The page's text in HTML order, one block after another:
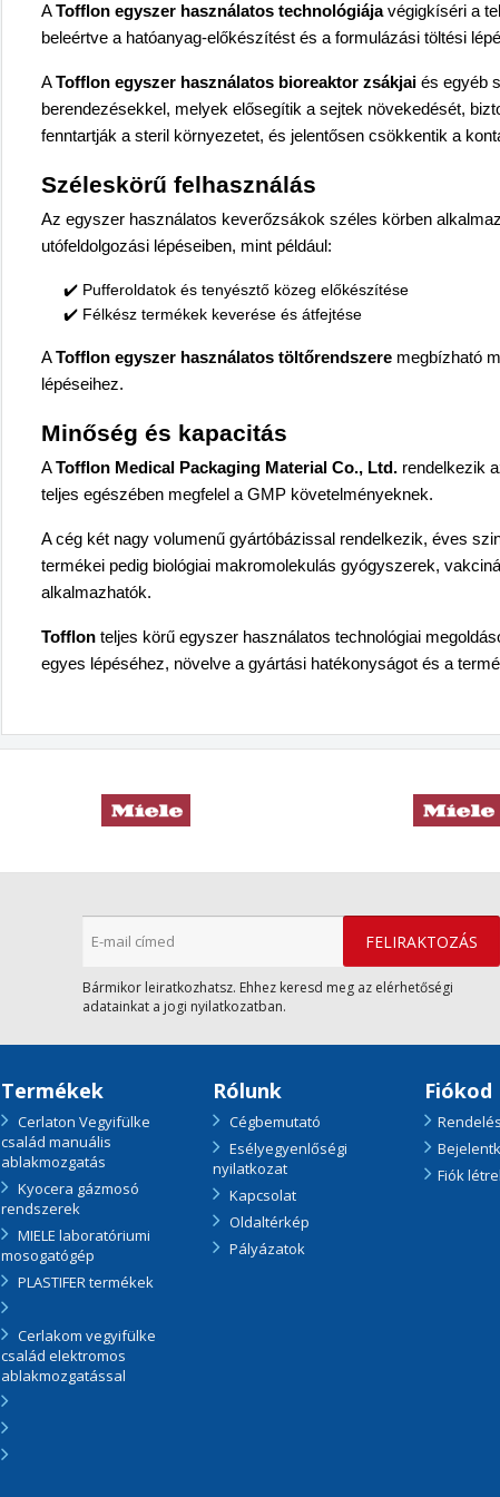
ATofflon egyszer használatos technológiájavégigkíséri a
beleértve a hatóanyag-előkészítést és a formulázási töltési
ATofflon egyszer használatos bioreaktor zsákjai és egyéb
berendezésekkel, melyek elősegítik a sejtek növekedését,
fenntartják a steril környezetet, és jelentősen csökkentik a
Széleskörű felhasználás
Az egyszer használatos keverőzsákok széles körben
utófeldolgozási lépéseiben, mint például:
✔️ Pufferoldatok és tenyésztő közeg előkészítése
✔️ Félkész termékek keverése és átfejtése
ATofflon egyszer használatos töltőrendszere megbízható
lépéseihez.
Minőség és kapacitás
ATofflon Medical Packaging Material Co., Ltd. rendelkezik
teljes egészében megfelel a GMP követelményeknek.
A cég két nagy volumenű gyártóbázissal rendelkezik, éves
termékei pedig biológiai makromolekulás gyógyszerek,
alkalmazhatók.
Tofflon teljes körű egyszer használatos technológiai
egyes lépéséhez, növelve a gyártási hatékonyságot és a
Bármikor leiratkozhatsz. Ehhez keresd meg az elérhetőségi
adatainkat a jogi nyilatkozatban.
Termékek
Cerlaton Vegyifülke
család manuális
ablakmozgatás
Kyocera gázmosó
rendszerek
MIELE laboratóriumi
mosogatógép
PLASTIFER termékek
Cerlakom vegyifülke
család elektromos
ablakmozgatással
Rólunk
Cégbemutató
Esélyegyenlőségi
nyilatkozat
Kapcsolat
Oldaltérkép
Pályázatok
Fiókod
Fiók